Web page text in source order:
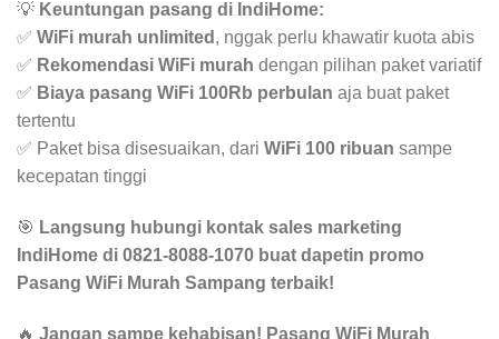
💡 Keuntungan pasang di IndiHome:
✅ WiFi murah unlimited , nggak perlu khawatir kuota abis
✅ Rekomendasi WiFi murah dengan pilihan paket variatif
✅ Biaya pasang WiFi 100Rb perbulan aja buat paket
tertentu
✅ Paket bisa disesuaikan, dari WiFi 100 ribuan sampe
kecepatan tinggi
🎯 Langsung hubungi kontak sales marketing
IndiHome di 0821-8088-1070 buat dapetin promo
Pasang WiFi Murah Sampang terbaik!
🔥 Jangan sampe kehabisan! Pasang WiFi Murah